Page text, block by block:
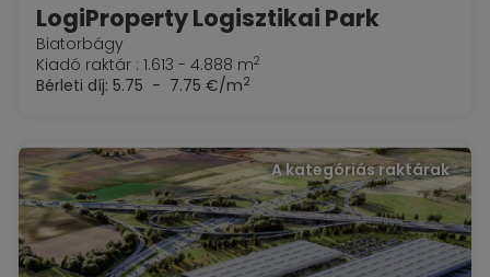
LogiProperty Logisztikai Park
Biatorbágy
Kiadó raktár : 1.613 - 4.888 m2
Bérleti díj: 5.75 - 7.75 €/m2
A kategóriás raktárak